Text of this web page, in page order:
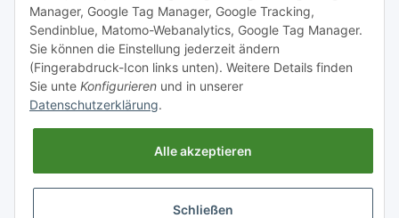
Informationen
Gesetzliche Informationen
* Alle Preise inkl. gesetzlicher USt., zzgl.Versand
Manager, Google Tag Manager, Google Tracking,
Sendinblue, Matomo-Webanalytics, Google Tag Manager.
Sie können die Einstellung jederzeit ändern
(Fingerabdruck-Icon links unten). Weitere Details finden
Sie unte Konfigurieren und in unserer
Datenschutzerklärung.
Alle akzeptieren
Schließen